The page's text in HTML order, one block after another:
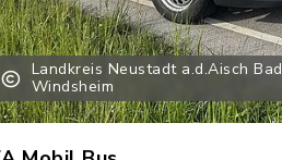
Landkreis Neustadt a.d.Aisch Bad
Windsheim